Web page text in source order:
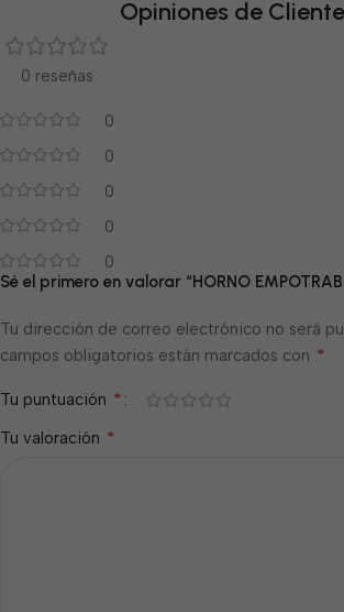
Opiniones de
0 reseñas
0
0
0
0
0
Sé el primero en valorar “HORNO
Tu dirección de correo electrónico no será
campos obligatorios están marcados con *
Tu puntuación *
Tu valoración *